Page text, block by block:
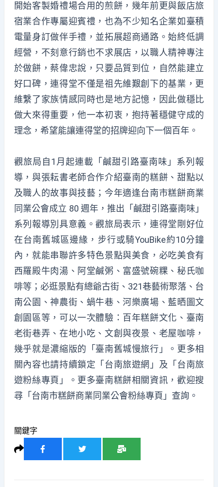
開始客製婚禮場合用的煎餅，幾年前更與飯店旅
宿業合作專屬迎賓禮，也為不少知名企業如臺積
電量身訂做伴手禮，並拓展超商通路。始終低調
經營，不刻意行銷也不求展店，以職人精神專注
於做餅，蔡偉忠說，只要品質到位，自然能建立
好口碑，連得堂不僅是祖先維艱創下的基業，更
維繫了家族情感同時也是地方記憶，因此做穩比
做大來得重要，他一本初衷，抱持著穩健守成的
理念，希望能讓連得堂的招牌迎向下一個百年。
觀旅局自1月起連載「鹹甜引路臺南味」系列報
導，與張耘書老師合作介紹臺南的糕餅、甜點以
及職人的故事與技藝；今年適逢台南市糕餅商業
同業公會成立 80 週年，推出「鹹甜引路臺南味」
系列報導別具意義。觀旅局表示，連得堂剛好位
在台南舊城區邊緣，步行或騎YouBike約10分鐘
內，就能串聯許多特色景點與美食，必吃美食有
西羅殿牛肉湯、阿堂鹹粥、富盛號碗粿、秘氏咖
啡等；必逛景點有總爺古街、321巷藝術聚落、台
南公園、神農街、蝸牛巷、河樂廣場、藍晒圖文
創園區等，可以一次體驗：百年糕餅文化、臺南
老街巷弄、在地小吃、文創與夜景、老屋咖啡，
幾乎就是濃縮版的「臺南舊城慢旅行」。更多相
關內容也請持續鎖定「台南旅遊網」及「台南旅
遊粉絲專頁」。更多臺南糕餅相關資訊，歡迎搜
尋「台南市糕餅商業同業公會粉絲專頁」查詢。
關鍵字